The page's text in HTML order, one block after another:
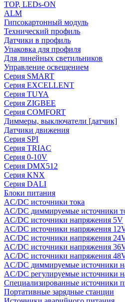
TOP, LEDs-ON
ALM
Гипсокартонный модуль
Технический профиль
Датчики в профиль
Упаковка для профиля
Для линейных светильников
Управление освещением
Серия SMART
Серия EXCELLENT
Серия TUYA
Серия ZIGBEE
Серия COMFORT
Диммеры, выключатели [датчик]
Датчики движения
Серия SPI
Серия TRIAC
Серия 0-10V
Серия DMX512
Серия KNX
Серия DALI
Блоки питания
AC/DC источники тока
AC/DC диммируемые источники
AC/DC источники напряжения 5V
AC/DC источники напряжения
AC/DC источники напряжения
AC/DC источники напряжения
AC/DC источники напряжения
AC/DC диммируемые источники
AC/DC регулируемые источники
Специализированные источники
Портативные зарядные станции